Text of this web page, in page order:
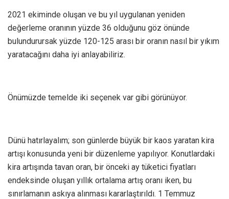
2021 ekiminde oluşan ve bu yıl uygulanan yeniden
değerleme oranının yüzde 36 olduğunu göz önünde
bulundurursak yüzde 120-125 arası bir oranın nasıl bir yıkım
yaratacağını daha iyi anlayabiliriz.
Önümüzde temelde iki seçenek var gibi görünüyor.
Dünü hatırlayalım; son günlerde büyük bir kaos yaratan kira
artışı konusunda yeni bir düzenleme yapılıyor. Konutlardaki
kira artışında tavan oran, bir önceki ay tüketici fiyatları
endeksinde oluşan yıllık ortalama artış oranı iken, bu
sınırlamanın askıya alınması kararlaştırıldı. 1 Temmuz